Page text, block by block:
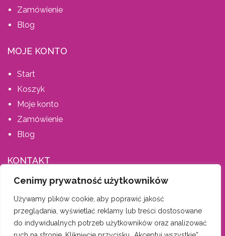
Cenimy prywatność użytkowników
Używamy plików cookie, aby poprawić jakość
przeglądania, wyświetlać reklamy lub treści dostosowane
do indywidualnych potrzeb użytkowników oraz analizować
Zamówienie
Blog
MOJE KONTO
Start
Koszyk
Moje konto
Zamówienie
Blog
KONTAKT
AIS MEBLE, ŚPIEWLA ANETA
Dąbrówka 202, 34-146 Stryszów
tel. 600 335 659